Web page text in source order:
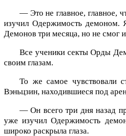
— Это не главное, главное,
изучил Одержимость демоном.
Демонов три месяца, но не смог
Все ученики секты Орды
своим глазам.
То же самое чувствовали
Вэньцзин, находившиеся под
— Он всего три дня назад
уже изучил Одержимость
широко раскрыла глаза.